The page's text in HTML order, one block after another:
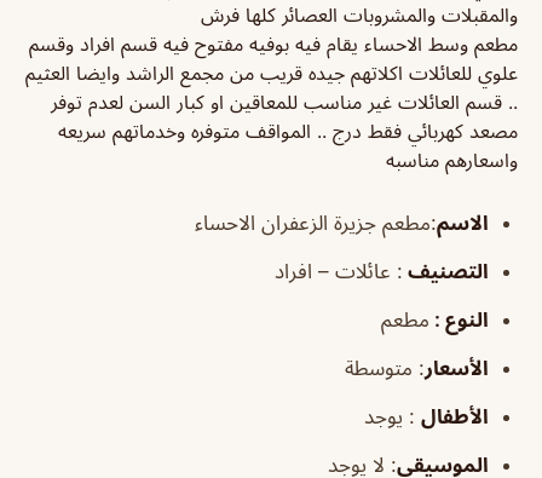
والمقبلات والمشروبات العصائر كلها فرش
مطعم وسط الاحساء يقام فيه بوفيه مفتوح فيه قسم افراد وقسم
علوي للعائلات اكلاتهم جيده قريب من مجمع الراشد وايضا العثيم
.. قسم العائلات غير مناسب للمعاقين او كبار السن لعدم توفر
مصعد كهربائي فقط درج .. المواقف متوفره وخدماتهم سريعه
واسعارهم مناسبه
الاسم:مطعم جزيرة الزعفران الاحساء
التصنيف : عائلات – افراد
النوع : مطعم
الأسعار: متوسطة
الأطفال : يوجد
الموسيقى: لا يوجد